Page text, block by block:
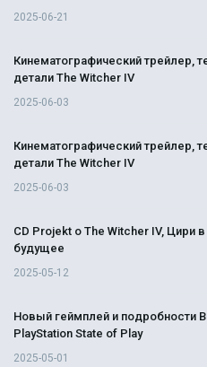
2025-06-21
Кинематографический трейлер,
детали The Witcher IV
2025-06-03
Кинематографический трейлер,
детали The Witcher IV
2025-06-03
CD Projekt о The Witcher IV, Цири
будущее
2025-05-12
Новый геймплей и подробности
PlayStation State of Play
2025-05-01